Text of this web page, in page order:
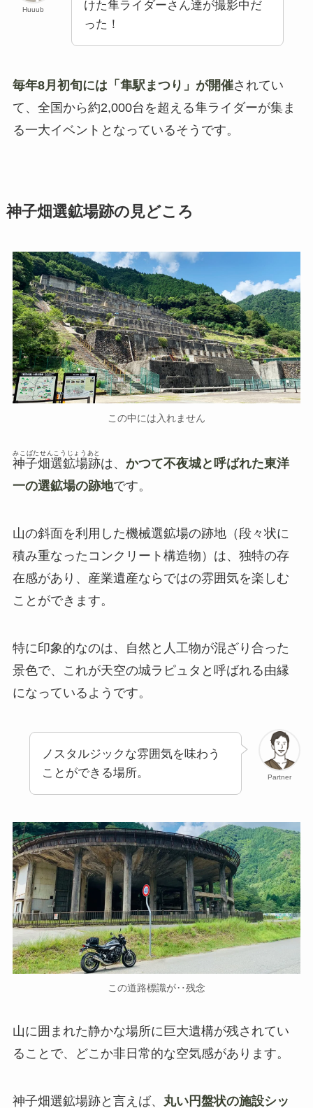
Huuub
けた隼ライダーさん達が撮影中だ
った！
毎年8月初旬には「隼駅まつり」が開催されてい
て、全国から約2,000台を超える隼ライダーが集ま
る一大イベントとなっているそうです。
神子畑選鉱場跡の見どころ
この中には入れません
神子畑選鉱場跡
みこばたせんこうじょうあと
は、 かつて不夜城と呼ばれた東洋
一の選鉱場の跡地です。
山の斜面を利用した機械選鉱場の跡地（段々状に
積み重なったコンクリート構造物）は、独特の存
在感があり、産業遺産ならではの雰囲気を楽しむ
ことができます。
特に印象的なのは、自然と人工物が混ざり合った
景色で、これが天空の城ラピュタと呼ばれる由縁
になっているようです。
Partner
ノスタルジックな雰囲気を味わう
ことができる場所。
この道路標識が‥残念
山に囲まれた静かな場所に巨大遺構が残されてい
ることで、どこか非日常的な空気感があります。
神子畑選鉱場跡と言えば、 丸い円盤状の施設シッ